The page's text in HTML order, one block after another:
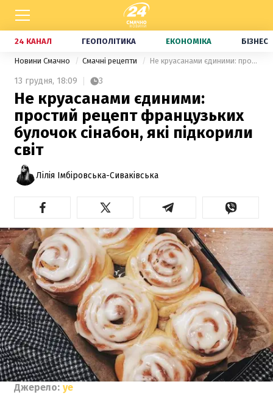
24 КАНАЛ ГЕОПОЛІТИКА ЕКОНОМІКА БІЗНЕС
Новини Смачно Смачні рецепти Не круасанами єдиними: простий рецепт французьких булочок сінабон, які підкорили світ
13 грудня, 18:09 3
Не круасанами єдиними:
простий рецепт французьких
булочок сінабон, які підкорили
світ
Лілія Імбіровська-Сиваківська
Джерело: ye